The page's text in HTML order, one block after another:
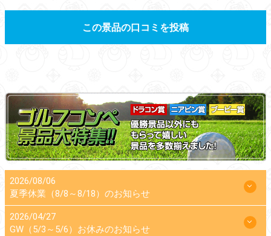
この景品の口コミを投稿
2026/08/06
夏季休業（8/8～8/18）のお知らせ
2026/04/27
GW（5/3～5/6）お休みのお知らせ